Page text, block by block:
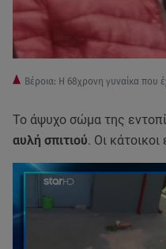
Βέροια: H 68χρονη γυναίκα που
Το άψυχο σώμα της
αυλή σπιτιού. Οι κάτοικοι